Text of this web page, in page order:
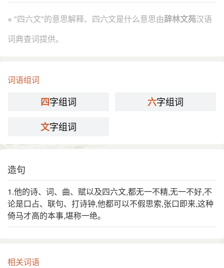
分字解释
四 六 文
※ "四六文"的意思解释、四六文是什么意思由辞林文苑汉语
词典查词提供。
词语组词
四字组词 六字组词
文字组词
造句
1.他的诗、词、曲、赋以及四六文,都无一不精,无一不好,不
论是口占、联句、打诗钟,他都可以不假思索,张口即来,这种
倚马才高的本事,堪称一绝。
相关词语